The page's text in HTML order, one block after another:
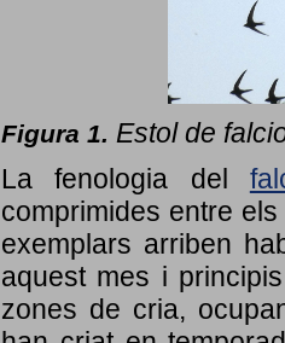
Figura 1. Estol de
La fenologia del
comprimides entre
exemplars arriben
aquest mes i
zones de cria,